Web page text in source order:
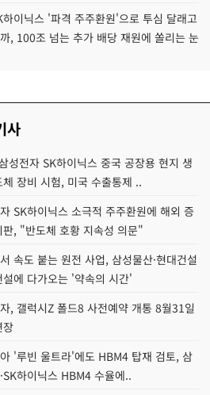
이닉스 '파격 주주환원'으로 투심 달래고
, 100조 넘는 추가 배당 재원에 쏠리는 눈
사
성전자 SK하이닉스 중국 공장용 현지 생
체 장비 시험, 미국 수출통제 ..
SK하이닉스 소극적 주주환원에 해외 증
판, "반도체 호황 지속성 의문"
속도 붙는 원전 사업, 삼성물산·현대건설
설에 다가오는 '약속의 시간'
, 갤럭시Z 폴드8 사전예약 개통 8월31일
장
'루빈 울트라'에도 HBM4 탑재 검토, 삼
하이닉스 HBM4 수율에..